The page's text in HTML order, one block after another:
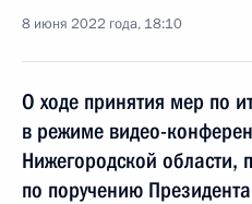
8 июня 2022 года, 18:10
О ходе принятия мер по
в режиме видео-
Нижегородской области,
по поручению